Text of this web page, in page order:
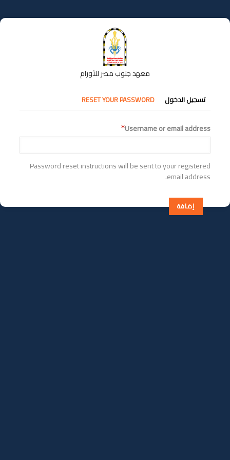
إلى
المحتوى
معهد جنوب مصر للأورام
التبويبات
الأساسية
تسجيل الدخول RESET YOUR PASSWORD
Username or email address
Password reset instructions will be sent to your registered
email address.